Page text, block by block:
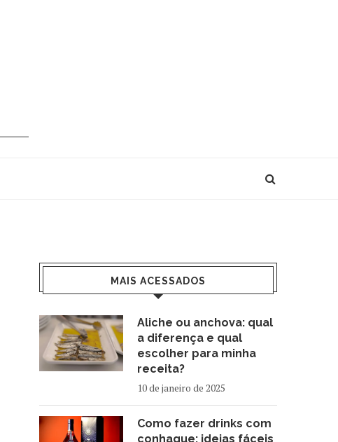
MAIS ACESSADOS
Aliche ou anchova: qual
a diferença e qual
escolher para minha
receita?
10 de janeiro de 2025
Como fazer drinks com
conhaque: ideias fáceis